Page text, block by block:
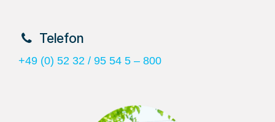
​Telefon
+49 (0) 52 32 / 95 54 5 – 800